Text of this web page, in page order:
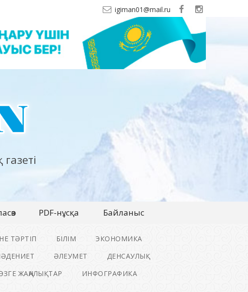
igiman01@mail.ru
PDF-нұсқа Байланыс
ТӘРТІП БІЛІМ
ЭКОНОМИКА
ӘЛЕУМЕТ
ДЕНСАУЛЫҚ
ЖАҢАЛЫҚТАР ИНФОГРАФИКА